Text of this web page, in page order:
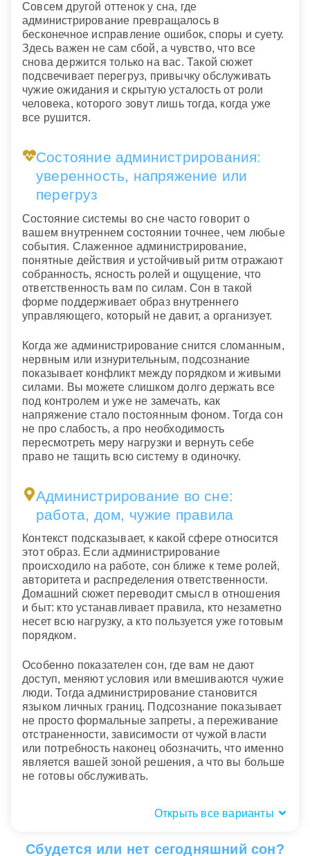
Совсем другой оттенок у сна, где
администрирование превращалось в
бесконечное исправление ошибок, споры и суету.
Здесь важен не сам сбой, а чувство, что все
снова держится только на вас. Такой сюжет
подсвечивает перегруз, привычку обслуживать
чужие ожидания и скрытую усталость от роли
человека, которого зовут лишь тогда, когда уже
все рушится.
Состояние администрирования:
уверенность, напряжение или
перегруз
Состояние системы во сне часто говорит о
вашем внутреннем состоянии точнее, чем любые
события. Слаженное администрирование,
понятные действия и устойчивый ритм отражают
собранность, ясность ролей и ощущение, что
ответственность вам по силам. Сон в такой
форме поддерживает образ внутреннего
управляющего, который не давит, а организует.
Когда же администрирование снится сломанным,
нервным или изнурительным, подсознание
показывает конфликт между порядком и живыми
силами. Вы можете слишком долго держать все
под контролем и уже не замечать, как
напряжение стало постоянным фоном. Тогда сон
не про слабость, а про необходимость
пересмотреть меру нагрузки и вернуть себе
право не тащить всю систему в одиночку.
Администрирование во сне:
работа, дом, чужие правила
Контекст подсказывает, к какой сфере относится
этот образ. Если администрирование
происходило на работе, сон ближе к теме ролей,
авторитета и распределения ответственности.
Домашний сюжет переводит смысл в отношения
и быт: кто устанавливает правила, кто незаметно
несет всю нагрузку, а кто пользуется уже готовым
порядком.
Особенно показателен сон, где вам не дают
доступ, меняют условия или вмешиваются чужие
люди. Тогда администрирование становится
языком личных границ. Подсознание показывает
не просто формальные запреты, а переживание
отстраненности, зависимости от чужой власти
или потребность наконец обозначить, что именно
является вашей зоной решения, а что вы больше
не готовы обслуживать.
Открыть все варианты
бумаги, темный кабинет
Сбудется или нет сегодняшний сон?